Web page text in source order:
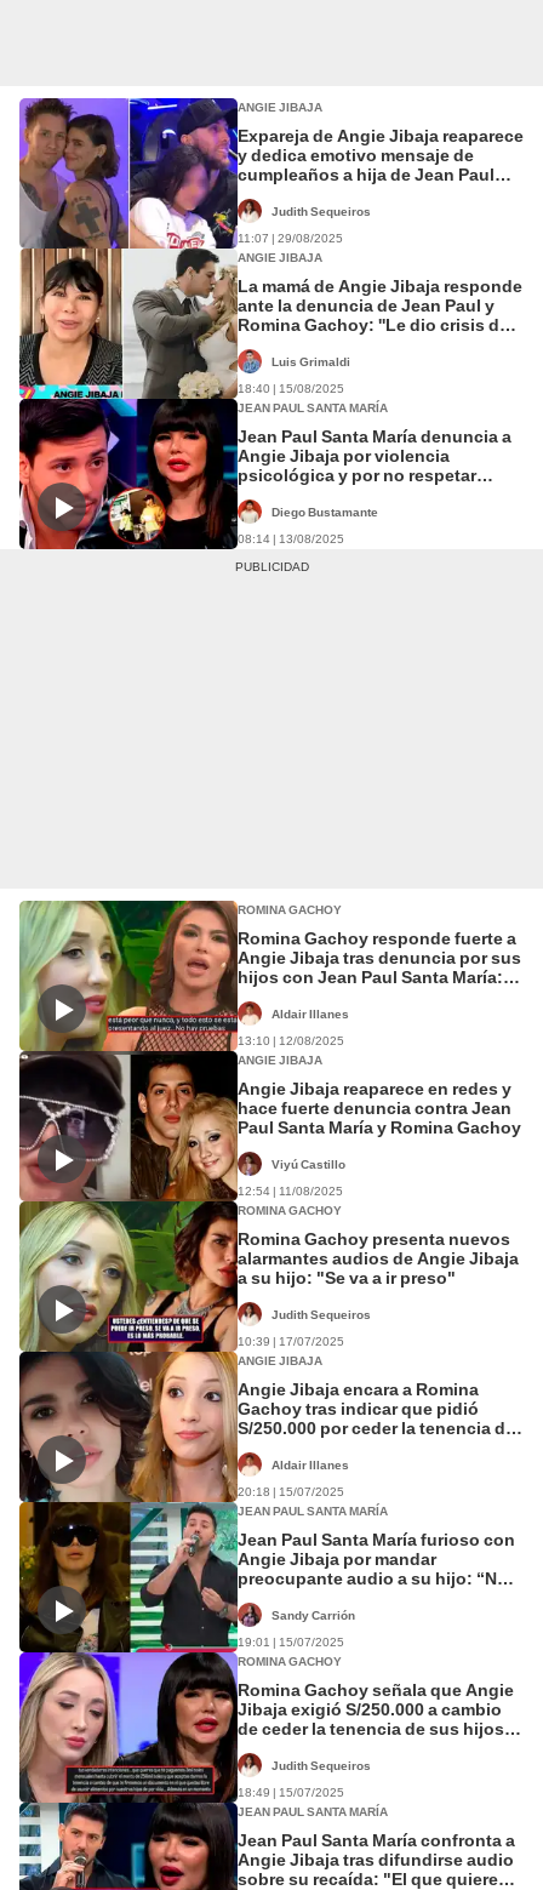
ANGIE JIBAJA
Expareja de Angie Jibaja reaparece
y dedica emotivo mensaje de
cumpleaños a hija de Jean Paul
ti”
Judith Sequeiros
11:07 | 29/08/2025
ANGIE JIBAJA
La mamá de Angie Jibaja responde
ante la denuncia de Jean Paul y
Romina Gachoy: ''Le dio crisis de
Luis Grimaldi
18:40 | 15/08/2025
JEAN PAUL SANTA MARÍA
Jean Paul Santa María denuncia a
Angie Jibaja por violencia
psicológica y por no respetar
Diego Bustamante
08:14 | 13/08/2025
ROMINA GACHOY
Romina Gachoy responde fuerte a
Angie Jibaja tras denuncia por sus
hijos con Jean Paul Santa María:
Aldair Illanes
13:10 | 12/08/2025
ANGIE JIBAJA
Angie Jibaja reaparece en redes y
hace fuerte denuncia contra Jean
Paul Santa María y Romina Gachoy
Viyú Castillo
12:54 | 11/08/2025
ROMINA GACHOY
Romina Gachoy presenta nuevos
alarmantes audios de Angie Jibaja
a su hijo: "Se va a ir preso"
Judith Sequeiros
10:39 | 17/07/2025
ANGIE JIBAJA
Angie Jibaja encara a Romina
Gachoy tras indicar que pidió
S/250.000 por ceder la tenencia de
Aldair Illanes
20:18 | 15/07/2025
JEAN PAUL SANTA MARÍA
Jean Paul Santa María furioso con
Angie Jibaja por mandar
preocupante audio a su hijo: “No
Sandy Carrión
19:01 | 15/07/2025
ROMINA GACHOY
Romina Gachoy señala que Angie
Jibaja exigió S/250.000 a cambio
de ceder la tenencia de sus hijos a
Judith Sequeiros
18:49 | 15/07/2025
JEAN PAUL SANTA MARÍA
Jean Paul Santa María confronta a
Angie Jibaja tras difundirse audio
sobre su recaída: "El que quiere